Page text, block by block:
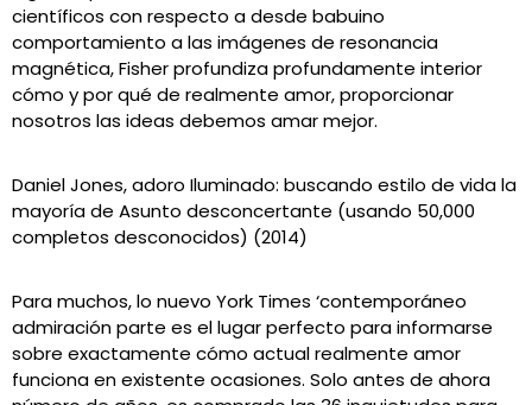
científicos con respecto a desde babuino
comportamiento a las imágenes de resonancia
magnética, Fisher profundiza profundamente interior
cómo y por qué de realmente amor, proporcionar
nosotros las ideas debemos amar mejor.
Daniel Jones, adoro Iluminado: buscando estilo de vida ​​la
mayoría de Asunto desconcertante (usando 50,000
completos desconocidos) (2014)
Para muchos, lo nuevo York Times ‘contemporáneo
admiración parte es el lugar perfecto para informarse
sobre exactamente cómo actual realmente amor
funciona en existente ocasiones. Solo antes de ahora